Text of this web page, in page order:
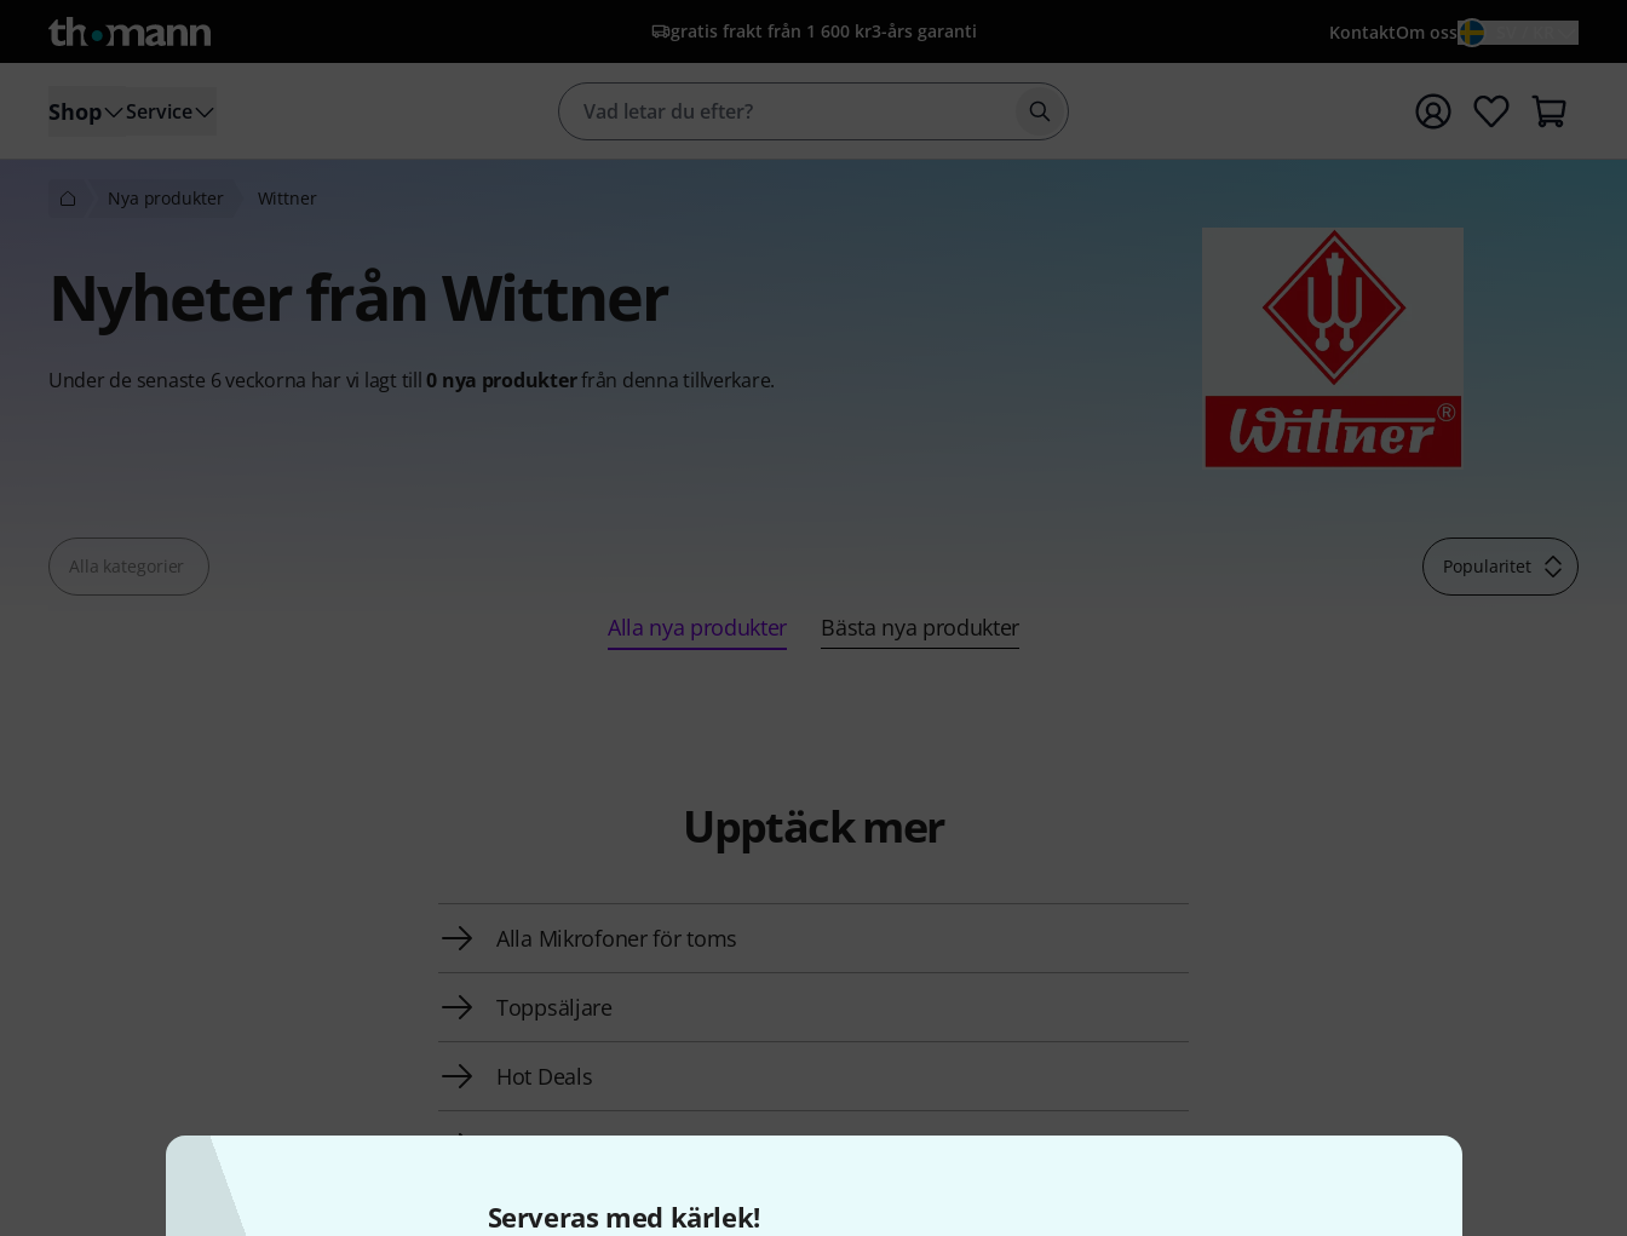
Serveras med kärlek!
gratis frakt från 1 600 kr3-års garanti KontaktOm oss
Shop Service Börja sökningen med söktermen {searchTerm}
Nya produkter Wittner
Nyheter från Wittner
Under de senaste 6 veckorna har vi lagt till0 nya produkterfrån denna tillverkare.
Popularitet
Alla kategorier
Alla nya produkter Bästa nya produkter
Upptäck mer
Alla Mikrofoner för toms
Toppsäljare
Hot Deals
Fynd